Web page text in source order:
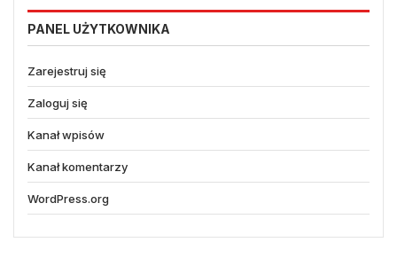
PANEL UŻYTKOWNIKA
Zarejestruj się
Zaloguj się
Kanał wpisów
Kanał komentarzy
WordPress.org